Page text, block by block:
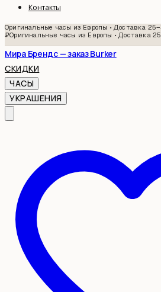
Контакты
Оригинальные часы из Европы • Доставка
₽Оригинальные часы из Европы • Доставка
Мира Брендс — заказ Burker
СКИДКИ
ЧАСЫ
УКРАШЕНИЯ